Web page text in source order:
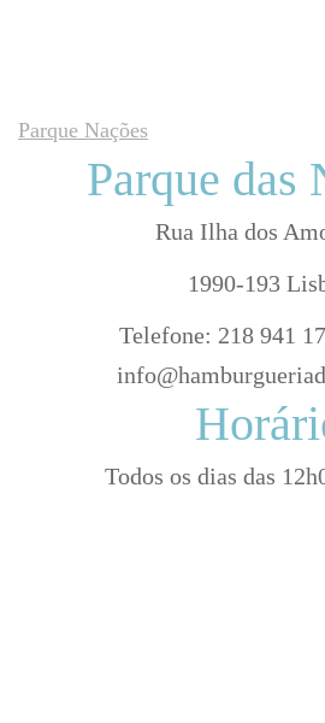
Parque Nações
Parque das
Rua Ilha dos
1990-193
Telefone: 218 941
Todos os dias das